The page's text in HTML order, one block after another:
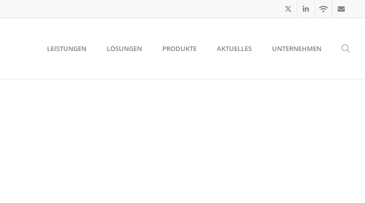
LEISTUNGEN LÖSUNGEN PRODUKTE AKTUELLES UNTERNEHMEN